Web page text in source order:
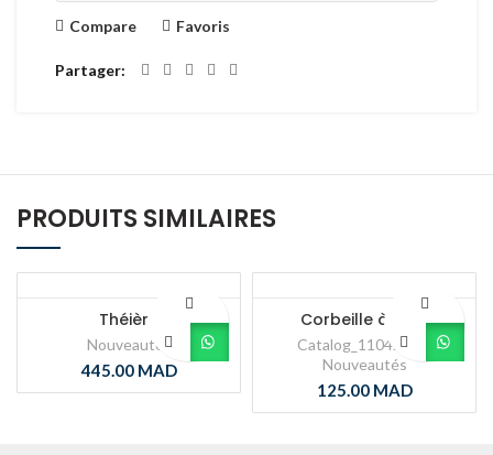
Compare Favoris
Partager
PRODUITS SIMILAIRES
Théière
Nouveautés
445.00 MAD
Corbeille à pain
Catalog_11042025
Nouveautés
125.00 MAD